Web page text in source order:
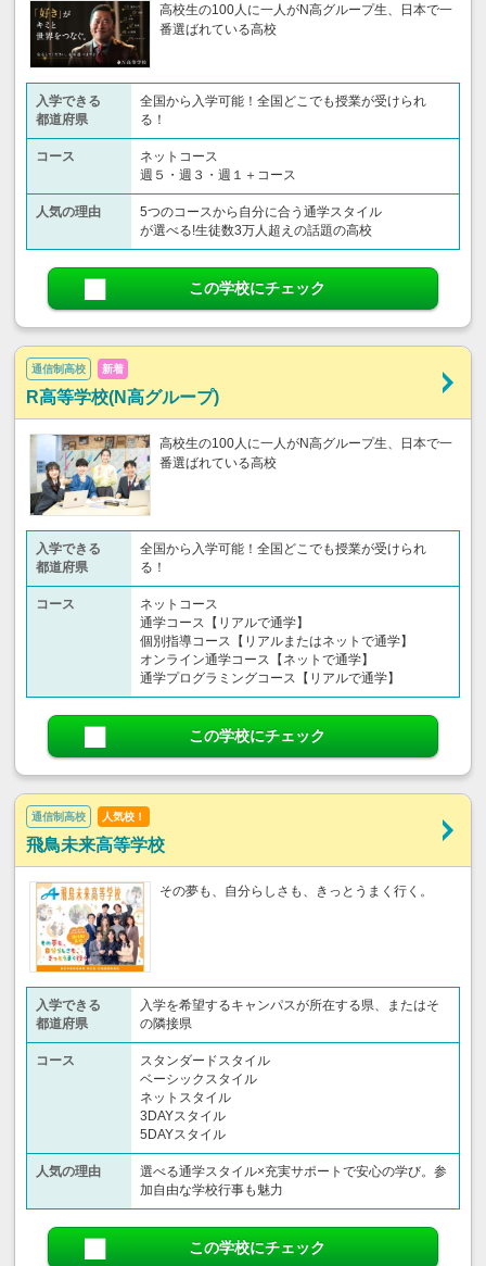
高校生の100人に一人がN高グループ生、日本で一
番選ばれている高校
入学できる
都道府県
全国から入学可能！全国どこでも授業が受けられ
る！
コース
ネットコース
週５・週３・週１＋コース
人気の理由
5つのコースから自分に合う通学スタイル
が選べる!生徒数3万人超えの話題の高校
この学校にチェック
通信制高校 新着
R高等学校(N高グループ)
高校生の100人に一人がN高グループ生、日本で一
番選ばれている高校
入学できる
都道府県
全国から入学可能！全国どこでも授業が受けられ
る！
コース
ネットコース
通学コース【リアルで通学】
個別指導コース【リアルまたはネットで通学】
オンライン通学コース【ネットで通学】
通学プログラミングコース【リアルで通学】
この学校にチェック
通信制高校 人気校！
飛鳥未来高等学校
その夢も、自分らしさも、きっとうまく行く。
入学できる
都道府県
入学を希望するキャンパスが所在する県、またはそ
の隣接県
コース
スタンダードスタイル
ベーシックスタイル
ネットスタイル
3DAYスタイル
5DAYスタイル
人気の理由
選べる通学スタイル×充実サポートで安心の学び。参
加自由な学校行事も魅力
この学校にチェック